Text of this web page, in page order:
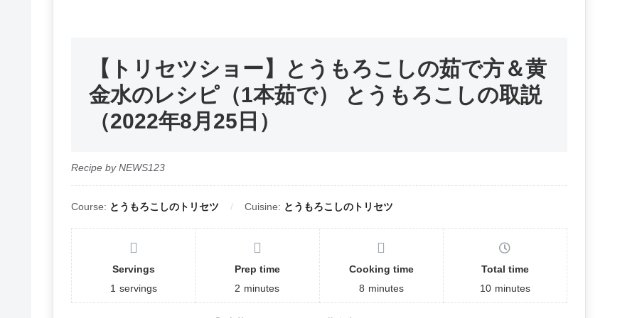
【トリセツショー】とうもろこしの茹で方＆黄
金水のレシピ（1本茹で） とうもろこしの取説
（2022年8月25日）
Recipe by NEWS123
Course: とうもろこしのトリセツ Cuisine: とうもろこしのトリセツ
Servings
1 servings
Prep time
2 minutes
Cooking time
8 minutes
Total time
10 minutes